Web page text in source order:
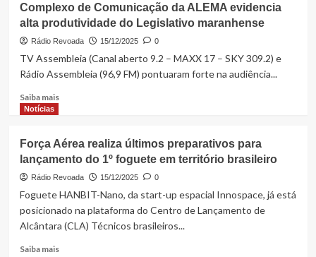
Mulher
tenta
fugir
de
agressões
de
companheiro,
e
está
em
no
Socorrão
Complexo de Comunicação da ALEMA evidencia
alta produtividade do Legislativo maranhense
Rádio Revoada 15/12/2025 0
TV Assembleia (Canal aberto 9.2 – MAXX 17 – SKY 309.2) e
Rádio Assembleia (96,9 FM) pontuaram forte na audiência...
Saiba maisRead
de
Comunicação
da
ALEMA
alta
produtividade
Notícias
Força Aérea realiza últimos preparativos para
lançamento do 1º foguete em território brasileiro
Rádio Revoada 15/12/2025 0
Foguete HANBIT-Nano, da start-up espacial Innospace, já está
posicionado na plataforma do Centro de Lançamento de
Alcântara (CLA) Técnicos brasileiros...
Saiba maisRead